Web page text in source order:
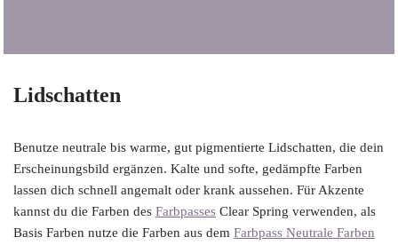
Lidschatten
Benutze neutrale bis warme, gut pigmentierte Lidschatten, die dein
Erscheinungsbild ergänzen. Kalte und softe, gedämpfte Farben
lassen dich schnell angemalt oder krank aussehen. Für Akzente
kannst du die Farben des Farbpasses Clear Spring verwenden, als
Basis Farben nutze die Farben aus dem Farbpass Neutrale Farben